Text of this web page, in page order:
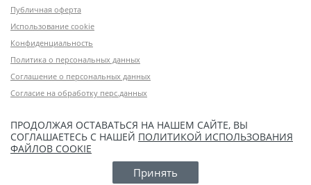
Публичная оферта
Использование cookie
Конфиденциальность
Политика о персональных данных
Соглашение о персональных данных
Согласие на обработку перс.данных
ПРОДОЛЖАЯ ОСТАВАТЬСЯ НА НАШЕМ САЙТЕ, ВЫ
СОГЛАШАЕТЕСЬ С НАШЕЙ ПОЛИТИКОЙ ИСПОЛЬЗОВАНИЯ
ФАЙЛОВ COOKIE
Принять